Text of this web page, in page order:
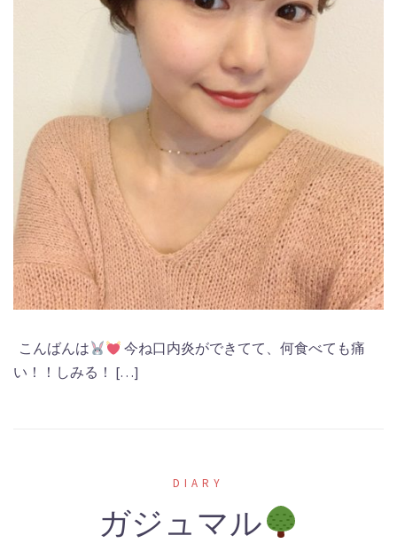
こんばんは
今ね口内炎ができてて、何食べても痛
い！！しみる！ […]
DIARY
ガジュマル